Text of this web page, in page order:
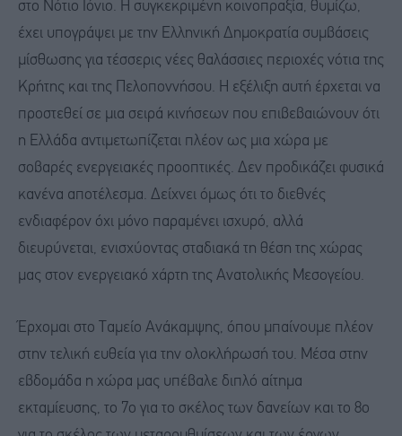
στο Νότιο Ιόνιο. Η συγκεκριμένη κοινοπραξία, θυμίζω,
έχει υπογράψει με την Ελληνική Δημοκρατία συμβάσεις
μίσθωσης για τέσσερις νέες θαλάσσιες περιοχές νότια της
Κρήτης και της Πελοποννήσου. Η εξέλιξη αυτή έρχεται να
προστεθεί σε μια σειρά κινήσεων που επιβεβαιώνουν ότι
η Ελλάδα αντιμετωπίζεται πλέον ως μια χώρα με
σοβαρές ενεργειακές προοπτικές. Δεν προδικάζει φυσικά
κανένα αποτέλεσμα. Δείχνει όμως ότι το διεθνές
ενδιαφέρον όχι μόνο παραμένει ισχυρό, αλλά
διευρύνεται, ενισχύοντας σταδιακά τη θέση της χώρας
μας στον ενεργειακό χάρτη της Ανατολικής Μεσογείου.
Έρχομαι στο Ταμείο Ανάκαμψης, όπου μπαίνουμε πλέον
στην τελική ευθεία για την ολοκλήρωσή του. Μέσα στην
εβδομάδα η χώρα μας υπέβαλε διπλό αίτημα
εκταμίευσης, το 7ο για το σκέλος των δανείων και το 8ο